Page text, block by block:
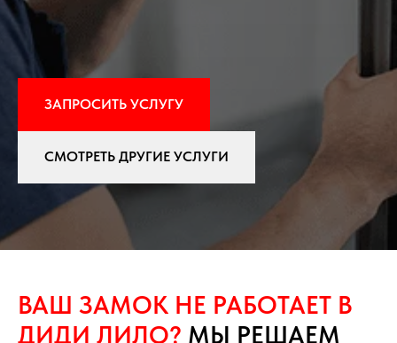
ЗАПРОСИТЬ УСЛУГУ
СМОТРЕТЬ ДРУГИЕ УСЛУГИ
ВАШ ЗАМОК НЕ РАБОТАЕТ В
ДИДИ ЛИЛО? МЫ РЕШАЕМ